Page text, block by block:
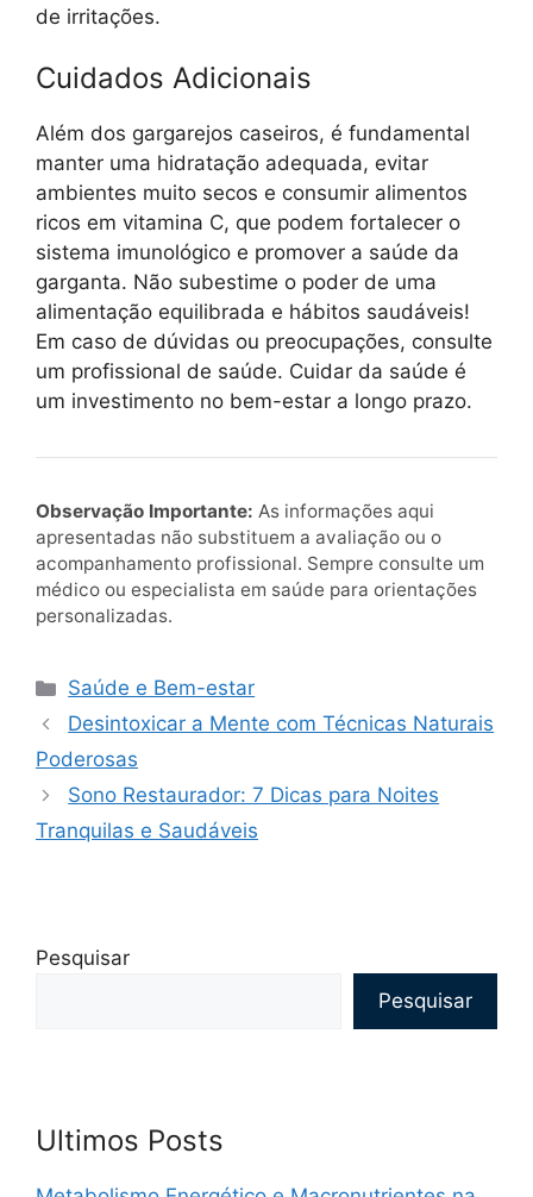
de irritações.
Cuidados Adicionais
Além dos gargarejos caseiros, é fundamental
manter uma hidratação adequada, evitar
ambientes muito secos e consumir alimentos
ricos em vitamina C, que podem fortalecer o
sistema imunológico e promover a saúde da
garganta. Não subestime o poder de uma
alimentação equilibrada e hábitos saudáveis!
Em caso de dúvidas ou preocupações, consulte
um profissional de saúde. Cuidar da saúde é
um investimento no bem-estar a longo prazo.
Observação Importante: As informações aqui
apresentadas não substituem a avaliação ou o
acompanhamento profissional. Sempre consulte um
médico ou especialista em saúde para orientações
personalizadas.
Categorias
Saúde e Bem-estar
Desintoxicar a Mente com Técnicas Naturais
Poderosas
Sono Restaurador: 7 Dicas para Noites
Tranquilas e Saudáveis
Pesquisar
Pesquisar
Ultimos Posts